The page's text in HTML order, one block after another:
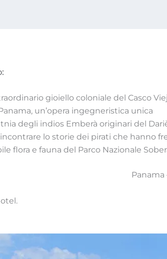
gioiello coloniale del Casco
un’opera ingegneristica unica
degli indios Emberà originari del
lo storie dei pirati che hanno
flora e fauna del Parco Nazionale
Panama